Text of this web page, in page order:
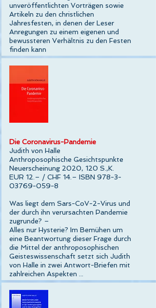
unveröffentlichten Vorträgen sowie
Artikeln zu den christlichen
Jahresfesten, in denen der Leser
Anregungen zu einem eigenen und
bewussteren Verhältnis zu den Festen
finden kann
Die Coronavirus-Pandemie
Judith von Halle
Anthroposophische Gesichtspunkte
Neuerscheinung 2020, 120 S.,K.
EUR 12.– / CHF 14.– ISBN 978-3-
03769-059-8
Was liegt dem Sars-CoV-2-Virus und
der durch ihn verursachten Pandemie
zugrunde? –
Alles nur Hysterie? Im Bemühen um
eine Beantwortung dieser Frage durch
die Mittel der anthroposophischen
Geisteswissenschaft setzt sich Judith
von Halle in zwei Antwort-Briefen mit
zahlreichen Aspekten ...